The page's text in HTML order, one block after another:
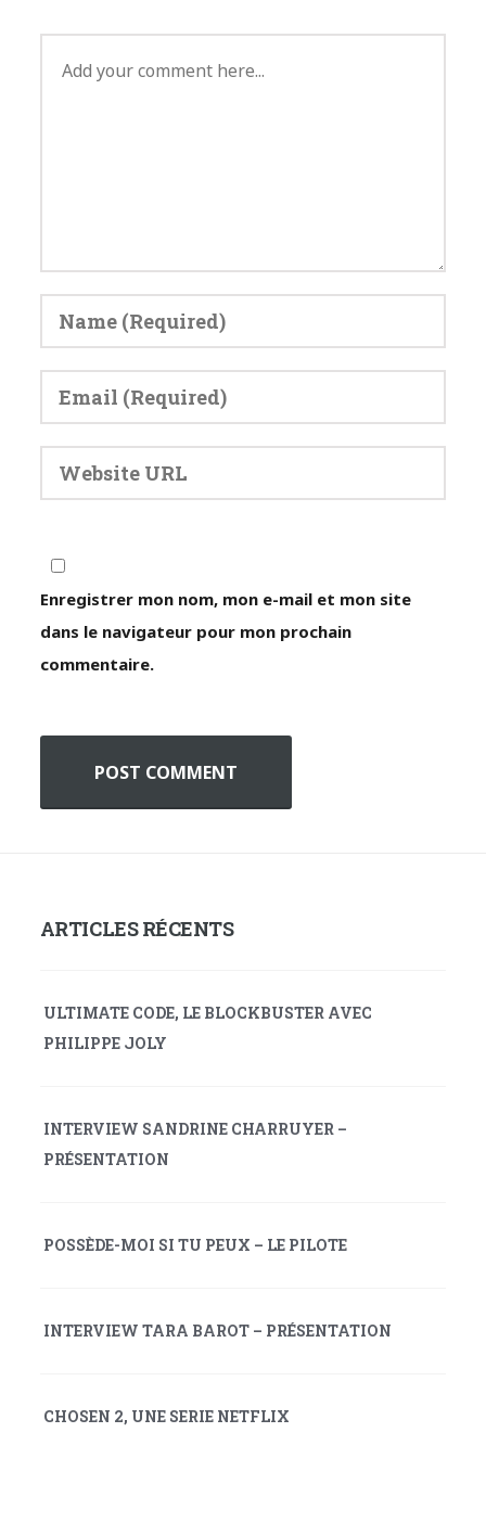
Enregistrer mon nom, mon e-mail et mon site
dans le navigateur pour mon prochain
commentaire.
e
a
t
v
e
ARTICLES RÉCENTS
ULTIMATE CODE, LE BLOCKBUSTER AVEC
PHILIPPE JOLY
INTERVIEW SANDRINE CHARRUYER –
PRÉSENTATION
POSSÈDE-MOI SI TU PEUX – LE PILOTE
INTERVIEW TARA BAROT – PRÉSENTATION
CHOSEN 2, UNE SERIE NETFLIX